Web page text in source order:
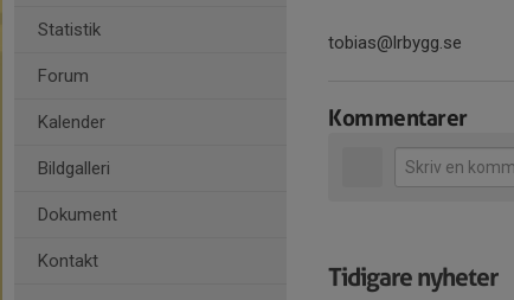
Statistik
Forum
Kalender
Bildgalleri
Dokument
Kontakt
tobias@lrbygg.se
Kommentarer
Tidigare nyheter